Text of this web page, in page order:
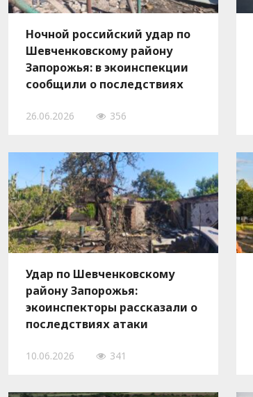
Ночной российский удар по
Шевченковскому району
Запорожья: в экоинспекции
сообщили о последствиях
26.06.2026 356
Удар по Шевченковскому
району Запорожья:
экоинспекторы рассказали о
последствиях атаки
10.06.2026 341